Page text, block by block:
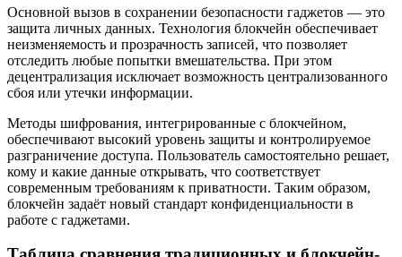
Основной вызов в сохранении безопасности гаджетов — это
защита личных данных. Технология блокчейн обеспечивает
неизменяемость и прозрачность записей, что позволяет
отследить любые попытки вмешательства. При этом
децентрализация исключает возможность централизованного
сбоя или утечки информации.
Методы шифрования, интегрированные с блокчейном,
обеспечивают высокий уровень защиты и контролируемое
разграничение доступа. Пользователь самостоятельно решает,
кому и какие данные открывать, что соответствует
современным требованиям к приватности. Таким образом,
блокчейн задаёт новый стандарт конфиденциальности в
работе с гаджетами.